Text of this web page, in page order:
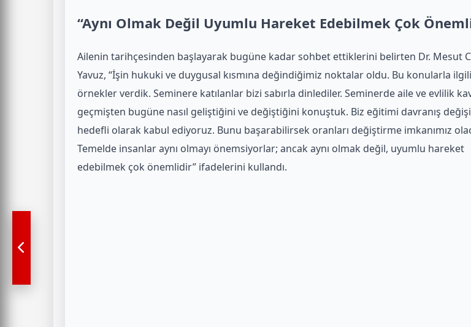
“Aynı Olmak Değil Uyumlu Hareket Edebilmek Çok
Ailenin tarihçesinden başlayarak bugüne kadar sohbet ettiklerini belirten Dr. Mesut
Yavuz, “İşin hukuki ve duygusal kısmına değindiğimiz noktalar oldu. Bu konularla ilgili
örnekler verdik. Seminere katılanlar bizi sabırla dinlediler. Seminerde aile ve evlilik
geçmişten bugüne nasıl geliştiğini ve değiştiğini konuştuk. Biz eğitimi davranış
hedefli olarak kabul ediyoruz. Bunu başarabilirsek oranları değiştirme imkanımız
Temelde insanlar aynı olmayı önemsiyorlar; ancak aynı olmak değil, uyumlu hareket
edebilmek çok önemlidir” ifadelerini kullandı.